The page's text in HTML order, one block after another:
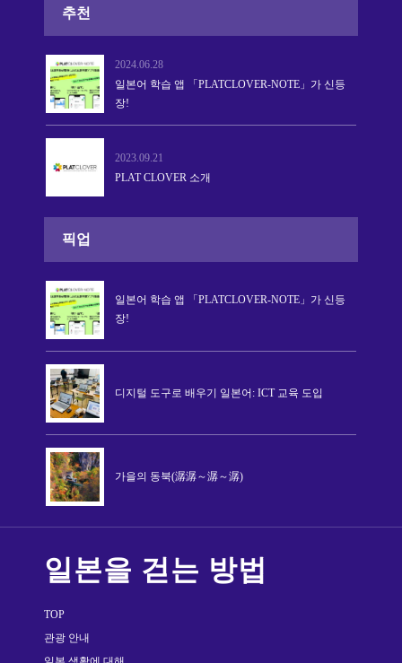
추천
2024.06.28
일본어 학습 앱 「PLATCLOVER-NOTE」가 신등
장!
2023.09.21
PLAT CLOVER 소개
픽업
일본어 학습 앱 「PLATCLOVER-NOTE」가 신등
장!
디지털 도구로 배우기 일본어: ICT 교육 도입
가을의 동북(潺潺～潺～潺)
일본을 걷는 방법
TOP
관광 안내